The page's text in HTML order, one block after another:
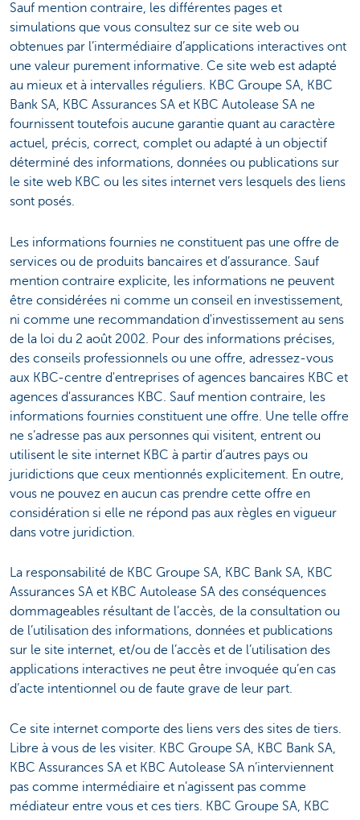
Sauf mention contraire, les différentes pages et
simulations que vous consultez sur ce site web ou
obtenues par l’intermédiaire d’applications interactives ont
une valeur purement informative. Ce site web est adapté
au mieux et à intervalles réguliers. KBC Groupe SA, KBC
Bank SA, KBC Assurances SA et KBC Autolease SA ne
fournissent toutefois aucune garantie quant au caractère
actuel, précis, correct, complet ou adapté à un objectif
déterminé des informations, données ou publications sur
le site web KBC ou les sites internet vers lesquels des liens
sont posés.
Les informations fournies ne constituent pas une offre de
services ou de produits bancaires et d’assurance. Sauf
mention contraire explicite, les informations ne peuvent
être considérées ni comme un conseil en investissement,
ni comme une recommandation d'investissement au sens
de la loi du 2 août 2002. Pour des informations précises,
des conseils professionnels ou une offre, adressez-vous
aux KBC-centre d'entreprises of agences bancaires KBC et
agences d'assurances KBC. Sauf mention contraire, les
informations fournies constituent une offre. Une telle offre
ne s’adresse pas aux personnes qui visitent, entrent ou
utilisent le site internet KBC à partir d’autres pays ou
juridictions que ceux mentionnés explicitement. En outre,
vous ne pouvez en aucun cas prendre cette offre en
considération si elle ne répond pas aux règles en vigueur
dans votre juridiction.
La responsabilité de KBC Groupe SA, KBC Bank SA, KBC
Assurances SA et KBC Autolease SA des conséquences
dommageables résultant de l’accès, de la consultation ou
de l’utilisation des informations, données et publications
sur le site internet, et/ou de l’accès et de l’utilisation des
applications interactives ne peut être invoquée qu’en cas
d’acte intentionnel ou de faute grave de leur part.
Ce site internet comporte des liens vers des sites de tiers.
Libre à vous de les visiter. KBC Groupe SA, KBC Bank SA,
KBC Assurances SA et KBC Autolease SA n’interviennent
pas comme intermédiaire et n’agissent pas comme
médiateur entre vous et ces tiers. KBC Groupe SA, KBC